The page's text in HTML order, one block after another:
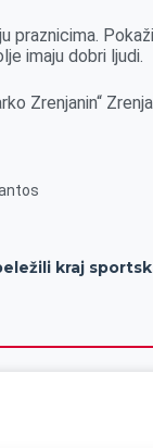
praznicima.
imaju dobri ljudi.
Zrenjanin“